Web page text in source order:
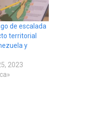
de escalada
territorial
y
2023